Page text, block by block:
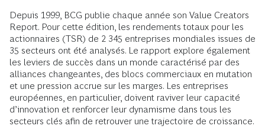
Depuis 1999, BCG publie chaque année son Value Creators
Report. Pour cette édition, les rendements totaux pour les
actionnaires (TSR) de 2 345 entreprises mondiales issues de
35 secteurs ont été analysés. Le rapport explore également
les leviers de succès dans un monde caractérisé par des
alliances changeantes, des blocs commerciaux en mutation
et une pression accrue sur les marges. Les entreprises
européennes, en particulier, doivent raviver leur capacité
d’innovation et renforcer leur dynamisme dans tous les
secteurs clés afin de retrouver une trajectoire de croissance.